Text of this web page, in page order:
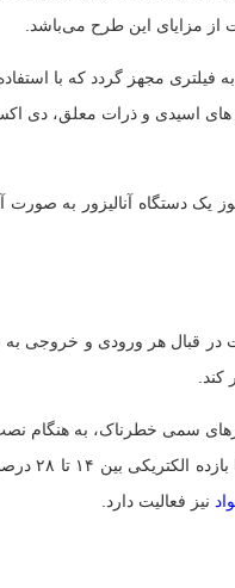
از مزایای این طرح می‌باشد.
فیلتری مجهز گردد که با
گاز های اسیدی و ذرات
یکدستگاه ‌آنالیزور
به صورت
در قبال هر ورودی و خروجی
سمی خطرناک، به هنگام نصب
۷۰٪ از
نیز فعالیت دارد.